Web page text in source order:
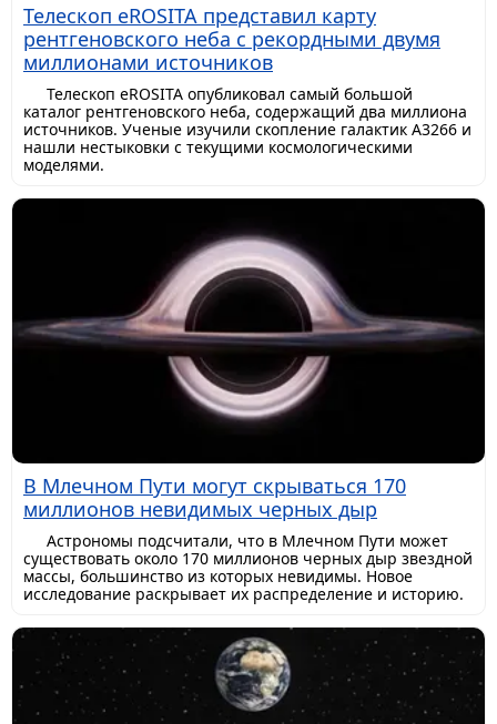
Телескоп eROSITA представил карту
рентгеновского неба с рекордными двумя
миллионами источников
Телескоп eROSITA опубликовал самый большой
каталог рентгеновского неба, содержащий два миллиона
источников. Ученые изучили скопление галактик A3266 и
нашли нестыковки с текущими космологическими
моделями.
В Млечном Пути могут скрываться 170
миллионов невидимых черных дыр
Астрономы подсчитали, что в Млечном Пути может
существовать около 170 миллионов черных дыр звездной
массы, большинство из которых невидимы. Новое
исследование раскрывает их распределение и историю.